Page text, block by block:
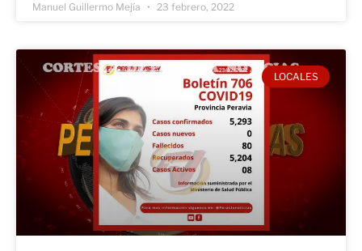
Manuel Guillermo Mejía 23 febrero, 2022
LOCALES